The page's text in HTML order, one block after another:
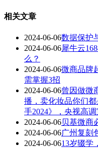
相关文章
2024-06-06数据保护
2024-06-06犀牛云
么？
2024-06-06微商品牌
需掌握3招
2024-06-06曾因做微
播，卖化妆品你们
手2024》，央视高
2024-06-06贝基微商
2024-06-06广州复刻
2024-06-0613岁辍学